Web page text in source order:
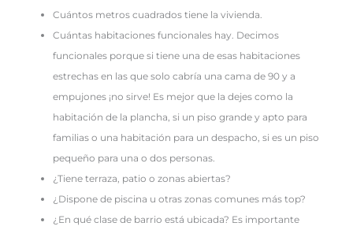
Cuántos metros cuadrados tiene la vivienda.
Cuántas habitaciones funcionales hay. Decimos
funcionales porque si tiene una de esas habitaciones
estrechas en las que solo cabría una cama de 90 y a
empujones ¡no sirve! Es mejor que la dejes como la
habitación de la plancha, si un piso grande y apto para
familias o una habitación para un despacho, si es un piso
pequeño para una o dos personas.
¿Tiene terraza, patio o zonas abiertas?
¿Dispone de piscina u otras zonas comunes más top?
¿En qué clase de barrio está ubicada? Es importante